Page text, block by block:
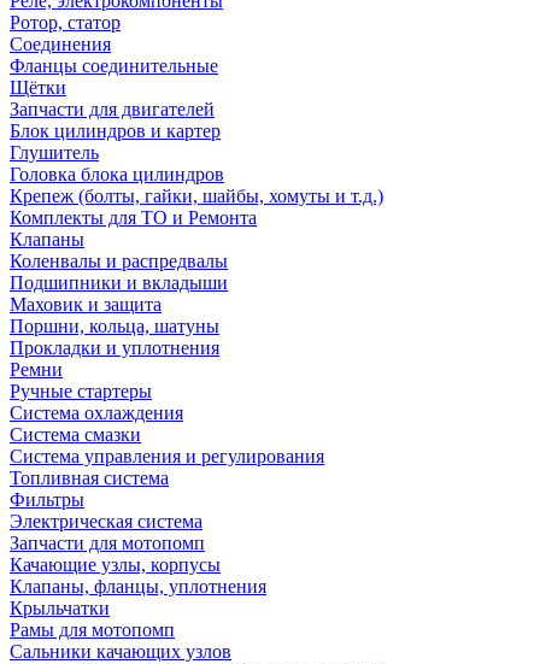
Ротор, статор
Соединения
Фланцы соединительные
Щётки
Запчасти для двигателей
Блок цилиндров и картер
Глушитель
Головка блока цилиндров
Крепеж (болты, гайки, шайбы, хомуты и т.д.)
Комплекты для ТО и Ремонта
Клапаны
Коленвалы и распредвалы
Подшипники и вкладыши
Маховик и защита
Поршни, кольца, шатуны
Прокладки и уплотнения
Ремни
Ручные стартеры
Система охлаждения
Система смазки
Система управления и регулирования
Топливная система
Фильтры
Электрическая система
Запчасти для мотопомп
Качающие узлы, корпусы
Клапаны, фланцы, уплотнения
Крыльчатки
Рамы для мотопомп
Сальники качающих узлов